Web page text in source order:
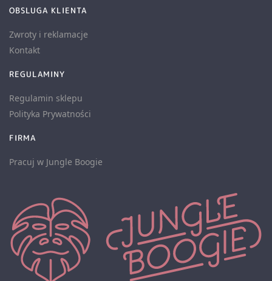
OBSLUGA KLIENTA
Zwroty i reklamacje
Kontakt
REGULAMINY
Regulamin sklepu
Polityka Prywatności
FIRMA
Pracuj w Jungle Boogie